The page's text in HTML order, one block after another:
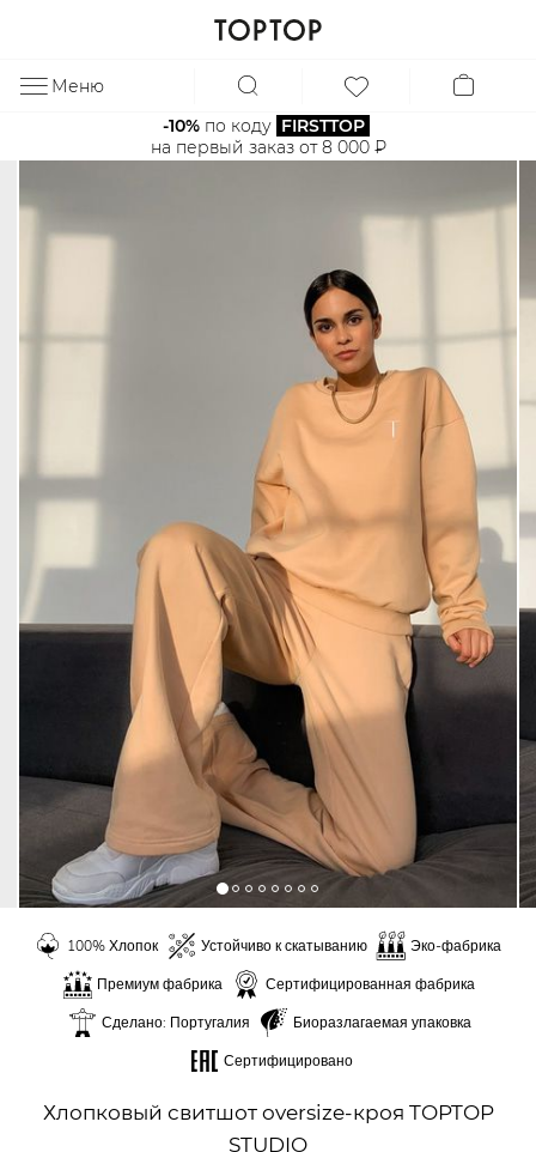
Меню
-10% по коду FIRSTTOP
на первый заказ от 8 000 ₽
100% Хлопок Устойчиво к скатыванию
Эко-фабрика
Премиум фабрика
Сертифицированная фабрика
Сделано: Португалия
Биоразлагаемая упаковка
Сертифицировано
Хлопковый свитшот oversize-кроя TOPTOP
STUDIO